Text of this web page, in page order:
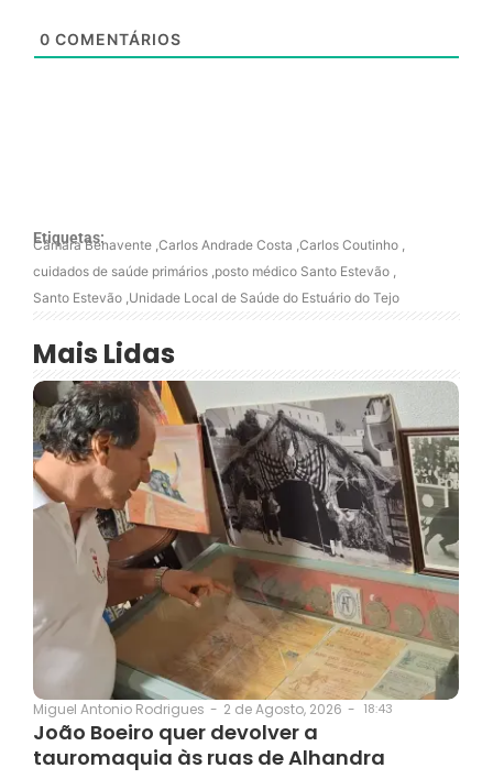
0 COMENTÁRIOS
Etiquetas:
Câmara Benavente ,Carlos Andrade Costa ,Carlos Coutinho ,
cuidados de saúde primários ,posto médico Santo Estevão ,
Santo Estevão ,Unidade Local de Saúde do Estuário do Tejo
Mais Lidas
Miguel Antonio Rodrigues - 2 de Agosto, 2026 - 18:43
João Boeiro quer devolver a
tauromaquia às ruas de Alhandra